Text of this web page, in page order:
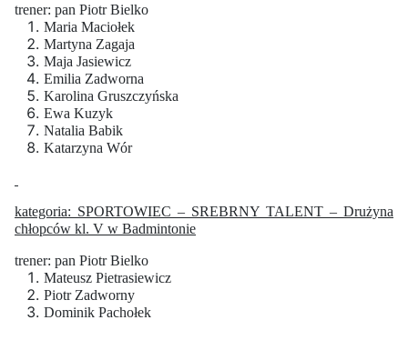
trener: pan Piotr Bielko
Maria Maciołek
Martyna Zagaja
Maja Jasiewicz
Emilia Zadworna
Karolina Gruszczyńska
Ewa Kuzyk
Natalia Babik
Katarzyna Wór
kategoria: SPORTOWIEC – SREBRNY TALENT – Drużyna
chłopców kl. V w Badmintonie
trener: pan Piotr Bielko
Mateusz Pietrasiewicz
Piotr Zadworny
Dominik Pachołek